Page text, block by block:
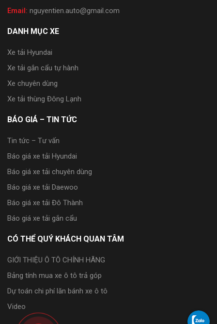
Email: nguyentien.auto@gmail.com
DANH MỤC XE
Xe tải Hyundai
Xe tải gắn cẩu tự hành
Xe chuyên dùng
Xe tải thùng Đông Lạnh
BÁO GIÁ – TIN TỨC
Tin tức – Tư vấn
Báo giá xe tải Hyundai
Báo giá xe tải chuyên dùng
Báo giá xe tải Daewoo
Báo giá xe tải Đô Thành
Báo giá xe tải gắn cẩu
CÓ THỂ QUÝ KHÁCH QUAN TÂM
GIỚI THIỆU Ô TÔ CHÍNH HÃNG
Bảng tính mua xe ô tô trả góp
Dự toán chi phí lăn bánh xe ô tô
Video